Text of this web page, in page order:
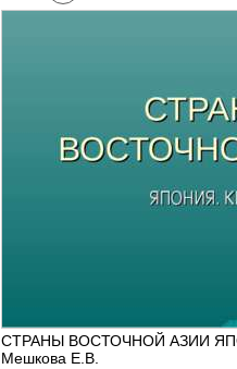
СТРАНЫ ВОСТОЧНОЙ АЗИИ
Мешкова Е.В.